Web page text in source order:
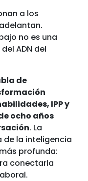
a los
no es una
ADN del
de
IPP y
ocho años
. La
de la inteligencia
profunda:
conectarla